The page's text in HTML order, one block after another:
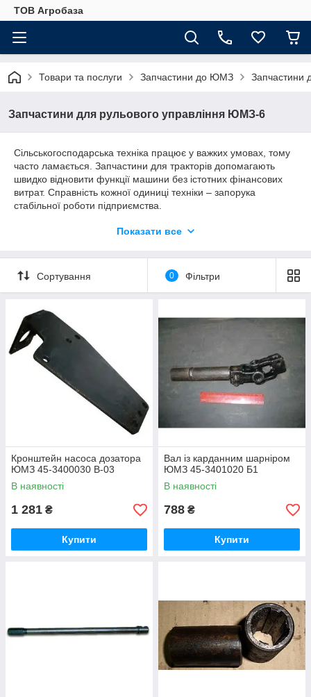
ТОВ Агробаза
Товари та послуги Запчастини до ЮМЗ Запчастини
Запчастини для рульового управління ЮМЗ-6
Сільськогосподарська техніка працює у важких умовах, тому
часто ламається. Запчастини для тракторів допомагають
швидко відновити функції машини без істотних фінансових
витрат. Справність кожної одиниці техніки – запорука
стабільної роботи підприємства.
зможете в нашому інтернет-магазині Агро-2007 за низькими
трактор ЮМЗ-6 та її модифікації. Широкий асортимент
деталей, швидка доставка і гарантія якості – все для вашої
Показати все
Сортування 0 Фільтри
Кронштейн насоса дозатора
ЮМЗ 45-3400030 В-03
В наявності
1 281 ₴
Купити
Вал із карданним шарніром
ЮМЗ 45-3401020 Б1
В наявності
788 ₴
Купити